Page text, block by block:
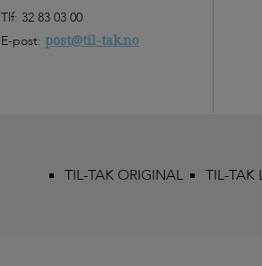
Tlf: 32 83 03 00
E-post: post@til-tak.no
TIL-TAK ORIGINAL TIL-TAK